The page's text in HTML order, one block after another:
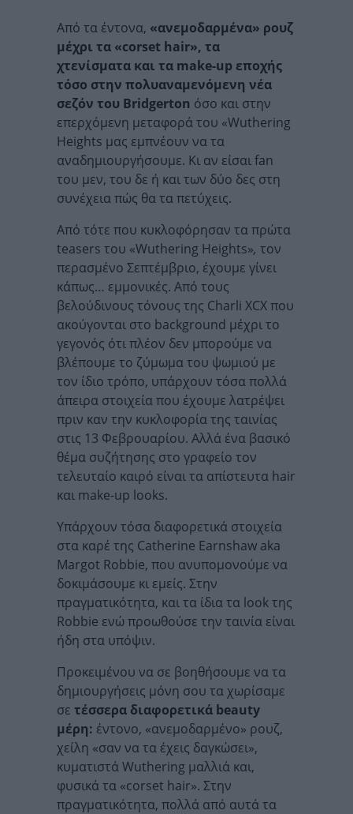
Από τα έντονα, «ανεμοδαρμένα» ρουζ
μέχρι τα «corset hair», τα
χτενίσματα και τα make-up εποχής
τόσο στην πολυαναμενόμενη νέα
σεζόν του Bridgerton όσο και στην
επερχόμενη μεταφορά του «Wuthering
Heights μας εμπνέουν να τα
αναδημιουργήσουμε. Κι αν είσαι fan
του μεν, του δε ή και των δύο δες στη
συνέχεια πώς θα τα πετύχεις.
Από τότε που κυκλοφόρησαν τα πρώτα
teasers του «Wuthering Heights», τον
περασμένο Σεπτέμβριο, έχουμε γίνει
κάπως… εμμονικές. Από τους
βελούδινους τόνους της Charli XCX που
ακούγονται στο background μέχρι το
γεγονός ότι πλέον δεν μπορούμε να
βλέπουμε το ζύμωμα του ψωμιού με
τον ίδιο τρόπο, υπάρχουν τόσα πολλά
άπειρα στοιχεία που έχουμε λατρέψει
πριν καν την κυκλοφορία της ταινίας
στις 13 Φεβρουαρίου. Αλλά ένα βασικό
θέμα συζήτησης στο γραφείο τον
τελευταίο καιρό είναι τα απίστευτα hair
και make-up looks.
Υπάρχουν τόσα διαφορετικά στοιχεία
στα καρέ της Catherine Earnshaw aka
Margot Robbie, που ανυπομονούμε να
δοκιμάσουμε κι εμείς. Στην
πραγματικότητα, και τα ίδια τα look της
Robbie ενώ προωθούσε την ταινία είναι
ήδη στα υπόψιν.
Προκειμένου να σε βοηθήσουμε να τα
δημιουργήσεις μόνη σου τα χωρίσαμε
σε τέσσερα διαφορετικά beauty
μέρη: έντονο, «ανεμοδαρμένο» ρουζ,
χείλη «σαν να τα έχεις δαγκώσει»,
κυματιστά Wuthering μαλλιά και,
φυσικά τα «corset hair». Στην
πραγματικότητα, πολλά από αυτά τα